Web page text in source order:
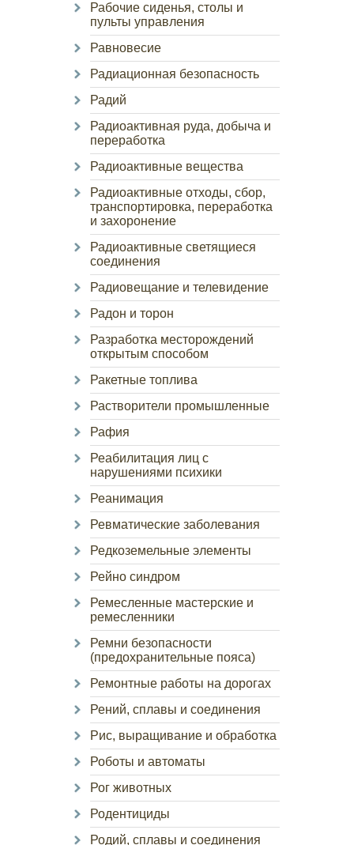
Рабочие сиденья, столы и
пульты управления
Равновесие
Радиационная безопасность
Радий
Радиоактивная руда, добыча и
переработка
Радиоактивные вещества
Радиоактивные отходы, сбор,
транспортировка, переработка
и захоронение
Радиоактивные светящиеся
соединения
Радиовещание и телевидение
Радон и торон
Разработка месторождений
открытым способом
Ракетные топлива
Растворители промышленные
Рафия
Реабилитация лиц с
нарушениями психики
Реанимация
Ревматические заболевания
Редкоземельные элементы
Рейно синдром
Ремесленные мастерские и
ремесленники
Ремни безопасности
(предохранительные пояса)
Ремонтные работы на дорогах
Рений, сплавы и соединения
Рис, выращивание и обработка
Роботы и автоматы
Рог животных
Родентициды
Родий, сплавы и соединения